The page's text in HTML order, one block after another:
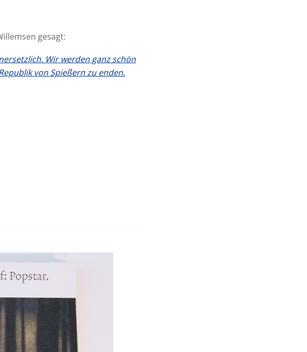
gesagt:
Wir werden ganz schön
von Spießern zu enden.